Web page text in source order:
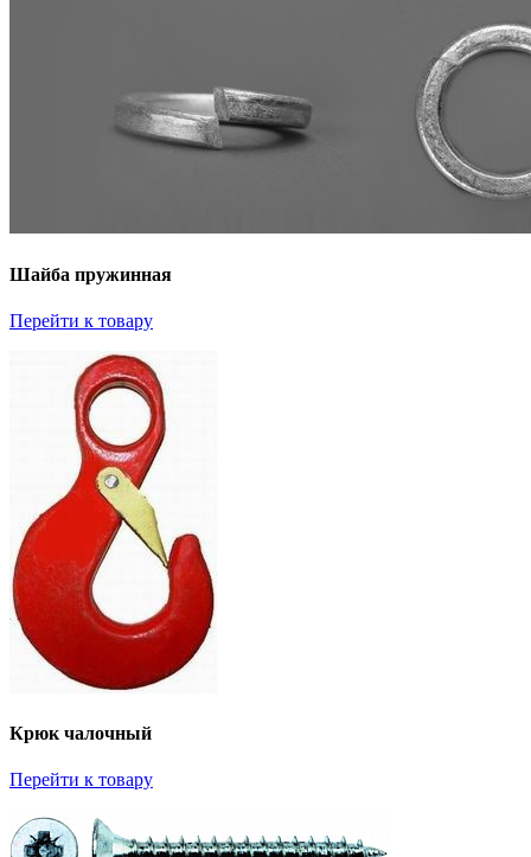
Шайба пружинная
Перейти к товару
Крюк чалочный
Перейти к товару